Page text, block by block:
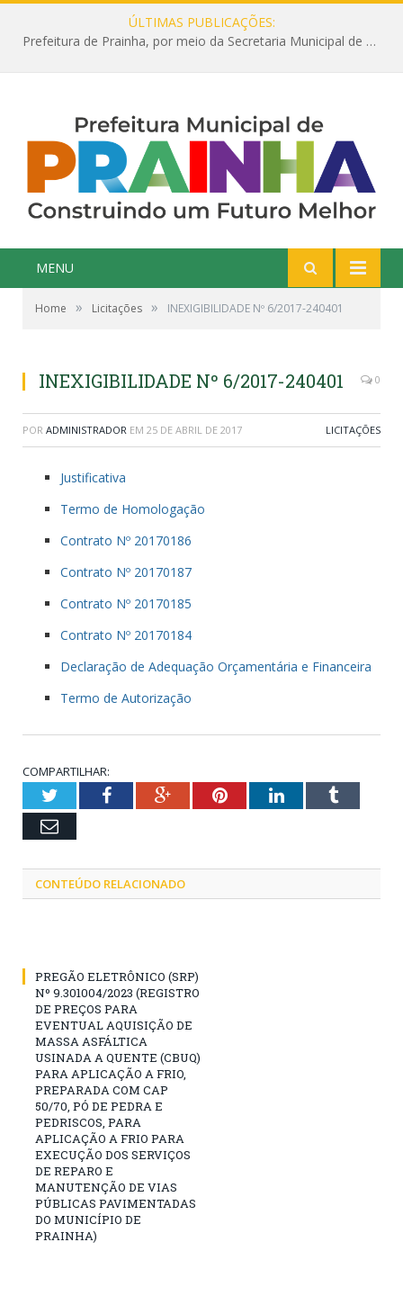
ÚLTIMAS PUBLICAÇÕES:
Prefeitura de Prainha, por meio da Secretaria Municipal de Educação, abre 354 vagas na área da Educação para 2025 com processo seletivo simplificado
MENU
Home » Licitações » INEXIGIBILIDADE Nº 6/2017-240401
INEXIGIBILIDADE Nº 6/2017-240401 0
POR ADMINISTRADOR EM 25 DE ABRIL DE 2017 LICITAÇÕES
Justificativa
Termo de Homologação
Contrato Nº 20170186
Contrato Nº 20170187
Contrato Nº 20170185
Contrato Nº 20170184
Declaração de Adequação Orçamentária e Financeira
Termo de Autorização
COMPARTILHAR:
TwitterFacebookGoogle+PinterestLinkedInTumblr
Email
CONTEÚDO RELACIONADO
PREGÃO ELETRÔNICO (SRP)
Nº 9.301004/2023 (REGISTRO
DE PREÇOS PARA
EVENTUAL AQUISIÇÃO DE
MASSA ASFÁLTICA
USINADA A QUENTE (CBUQ)
PARA APLICAÇÃO A FRIO,
PREPARADA COM CAP
50/70, PÓ DE PEDRA E
PEDRISCOS, PARA
APLICAÇÃO A FRIO PARA
EXECUÇÃO DOS SERVIÇOS
DE REPARO E
MANUTENÇÃO DE VIAS
PÚBLICAS PAVIMENTADAS
DO MUNICÍPIO DE
PRAINHA)